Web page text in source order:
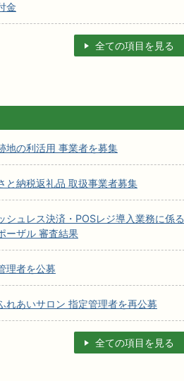
金
全ての項目を見る
地の利活用 事業者を募集
と納税返礼品 取扱事業者募集
シュレス決済・POSレジ導入業務に係る
ーザル 審査結果
理者を公募
れあいサロン 指定管理者を再公募
全ての項目を見る